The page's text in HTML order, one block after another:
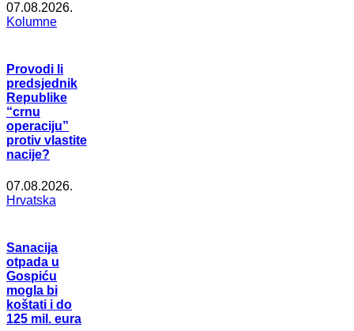
07.08.2026.
Kolumne
Provodi li
predsjednik
Republike
“crnu
operaciju”
protiv vlastite
nacije?
07.08.2026.
Hrvatska
Sanacija
otpada u
Gospiću
mogla bi
koštati i do
125 mil. eura